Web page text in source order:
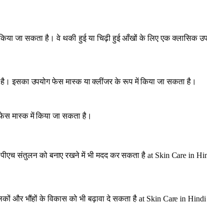
सकता है। वे थकी हुई या चिढ़ी हुई आँखों के लिए एक क्लासिक
इसका उपयोग फेस मास्क या क्लींजर के रूप में किया जा सकता है।
मास्क में किया जा सकता है।
संतुलन को बनाए रखने में भी मदद कर सकता है at Skin Care in
भौंहों के विकास को भी बढ़ावा दे सकता है at Skin Care in